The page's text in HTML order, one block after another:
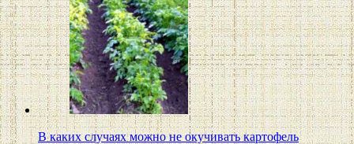
В каких случаях можно не окучивать картофель